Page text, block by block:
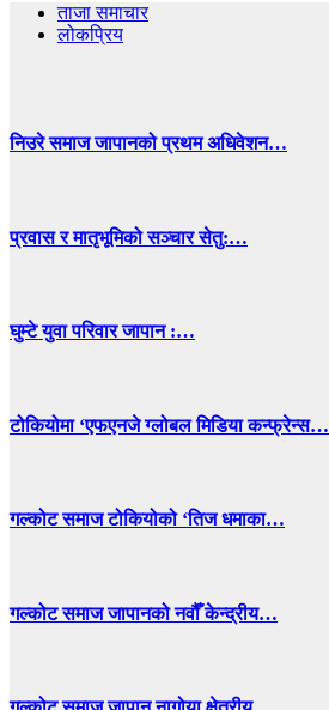
ताजा समाचार
लोकप्रिय
निउरे समाज जापानको प्रथम अधिवेशन…
प्रवास र मातृभूमिको सञ्चार सेतु:…
घुम्टे युवा परिवार जापान :…
टोकियोमा ‘एफएनजे ग्लोबल मिडिया कन्फ्रेन्स…
गल्कोट समाज टोकियोको ‘तिज धमाका…
गल्कोट समाज जापानको नवौँ केन्द्रीय…